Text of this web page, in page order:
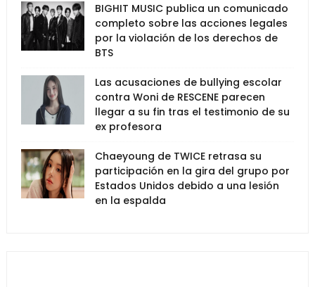
BIGHIT MUSIC publica un comunicado
completo sobre las acciones legales
por la violación de los derechos de
BTS
Las acusaciones de bullying escolar
contra Woni de RESCENE parecen
llegar a su fin tras el testimonio de su
ex profesora
Chaeyoung de TWICE retrasa su
participación en la gira del grupo por
Estados Unidos debido a una lesión
en la espalda